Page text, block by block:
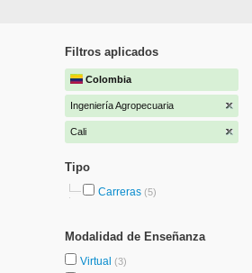
Filtros aplicados
Colombia
Ingeniería Agropecuaria
Cali
Tipo
Carreras (5)
Modalidad de Enseñanza
Virtual (3)